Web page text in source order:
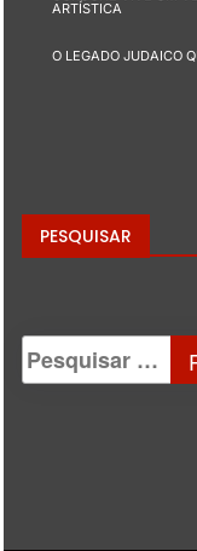
ARTÍSTICA
O LEGADO JUDAICO
PESQUISAR